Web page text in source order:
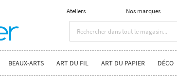
Ateliers Nos marques
BEAUX-ARTS ART DU FIL ART DU PAPIER DÉCO